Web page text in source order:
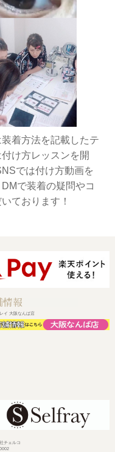
着方法を記載したテ
け方レッスンを開
では付け方動画を
で装着の疑問やコ
ております！
イ 大阪なんば店
チェルコ